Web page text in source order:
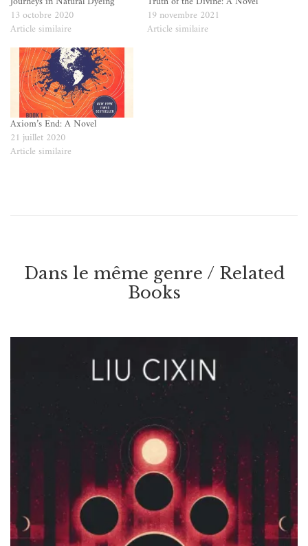
13 octobre 2020
Article similaire
19 novembre 2021
Article similaire
Axiom’s End: A Novel
21 juillet 2020
Article similaire
Dans le même genre / Related
Books